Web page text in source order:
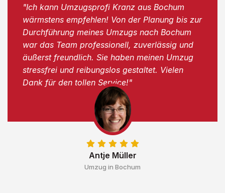
Antje Müller
Umzug in Bochum
"Ich kann Umzugsprofi Kranz aus Bochum
wärmstens empfehlen! Von der Planung bis zur
Durchführung meines Umzugs nach Bochum
war das Team professionell, zuverlässig und
äußerst freundlich. Sie haben meinen Umzug
stressfrei und reibungslos gestaltet. Vielen
Dank für den tollen Service!"